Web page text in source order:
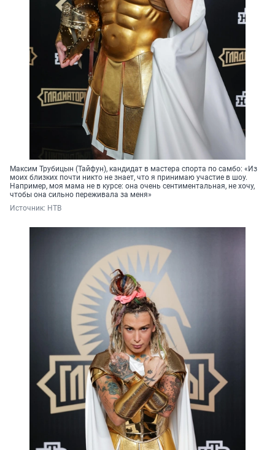
Максим Трубицын (Тайфун), кандидат в мастера спорта по самбо: «Из
моих близких почти никто не знает, что я принимаю участие в шоу.
Например, моя мама не в курсе: она очень сентиментальная, не хочу,
чтобы она сильно переживала за меня»
Источник: НТВ